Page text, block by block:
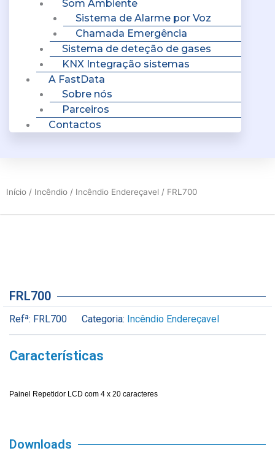
Som Ambiente
Sistema de Alarme por Voz
Chamada Emergência
Sistema de deteção de gases
KNX Integração sistemas
A FastData
Sobre nós
Parceiros
Contactos
Início / Incêndio / Incêndio Endereçavel / FRL700
FRL700
Refª: FRL700 Categoria: Incêndio Endereçavel
Características
Painel Repetidor LCD com 4 x 20 caracteres
Downloads